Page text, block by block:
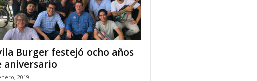
Burger festejó ocho años
aniversario
2019